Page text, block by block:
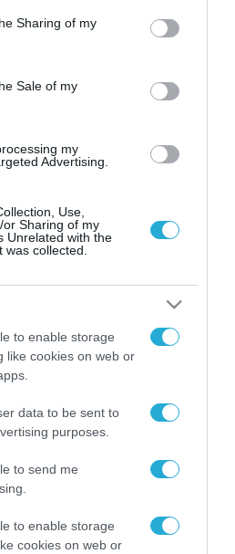
behaviour. You may click to
and its third-party tags to
purposes in below Google
Sharing of my
Sale of my
my
Advertising.
Use,
Sharing of my
Unrelated with the
collected.
to enable storage
like cookies on web or
data to be sent to
purposes.
to send me
to enable storage
cookies on web or